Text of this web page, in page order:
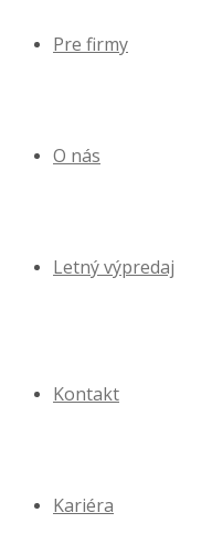
Pre firmy
O nás
Letný výpredaj
Kontakt
Kariéra